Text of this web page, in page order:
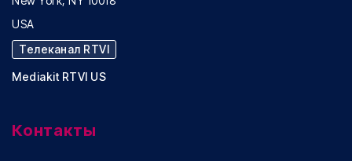
USA
Телеканал RTVI
Mediakit RTVI US
Контакты